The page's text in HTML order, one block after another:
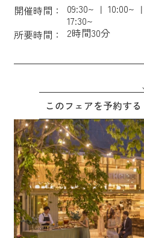
開催時間： 09:30~ 10:00~
17:30~
所要時間：
2時間30分
このフェアを予約する